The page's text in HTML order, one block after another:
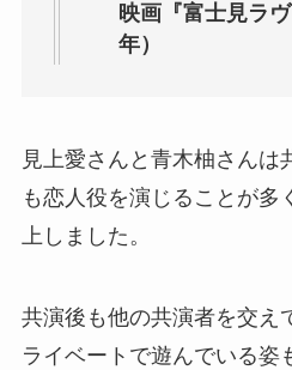
映画『富士見ラ
年）
見上愛さんと青木柚さんは
も恋人役を演じることが多
上しました。
共演後も他の共演者を交え
ライベートで遊んでいる姿